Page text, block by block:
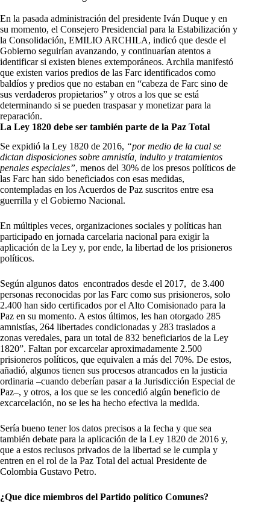
En la pasada administración del presidente Iván Duque y en
su momento, el Consejero Presidencial para la Estabilización y
la Consolidación, EMILIO ARCHILA, indicó que desde el
Gobierno seguirían avanzando, y continuarían atentos a
identificar si existen bienes extemporáneos. Archila manifestó
que existen varios predios de las Farc identificados como
baldíos y predios que no estaban en “cabeza de Farc sino de
sus verdaderos propietarios” y otros a los que se está
determinando si se pueden traspasar y monetizar para la
reparación.
La Ley 1820 debe ser también parte de la Paz Total
Se expidió la Ley 1820 de 2016, “por medio de la cual se
dictan disposiciones sobre amnistía, indulto y tratamientos
penales especiales”, menos del 30% de los presos políticos de
las Farc han sido beneficiados con esas medidas,
contempladas en los Acuerdos de Paz suscritos entre esa
guerrilla y el Gobierno Nacional.
En múltiples veces, organizaciones sociales y políticas han
participado en jornada carcelaria nacional para exigir la
aplicación de la Ley y, por ende, la libertad de los prisioneros
políticos.
Según algunos datos encontrados desde el 2017, de 3.400
personas reconocidas por las Farc como sus prisioneros, solo
2.400 han sido certificados por el Alto Comisionado para la
Paz en su momento. A estos últimos, les han otorgado 285
amnistías, 264 libertades condicionadas y 283 traslados a
zonas veredales, para un total de 832 beneficiarios de la Ley
1820”. Faltan por excarcelar aproximadamente 2.500
prisioneros políticos, que equivalen a más del 70%. De estos,
añadió, algunos tienen sus procesos atrancados en la justicia
ordinaria –cuando deberían pasar a la Jurisdicción Especial de
Paz–, y otros, a los que se les concedió algún beneficio de
excarcelación, no se les ha hecho efectiva la medida.
Sería bueno tener los datos precisos a la fecha y que sea
también debate para la aplicación de la Ley 1820 de 2016 y,
que a estos reclusos privados de la libertad se le cumpla y
entren en el rol de la Paz Total del actual Presidente de
Colombia Gustavo Petro.
¿Que dice miembros del Partido político Comunes?